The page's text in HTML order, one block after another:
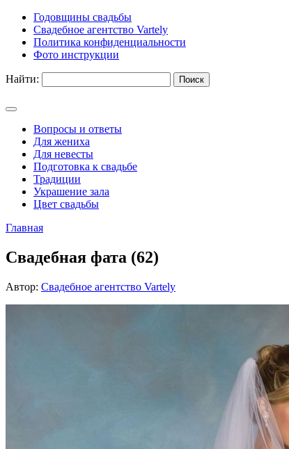
Годовщины свадьбы
Свадебное агентство Vartely
Политика конфиденциальности
Фото инструкции
Найти:
Вопросы и ответы
Для жениха
Для невесты
Подготовка к свадьбе
Традиции
Украшение зала
Цвет свадьбы
Главная
Свадебная фата (62)
Автор: Свадебное агентство Vartely